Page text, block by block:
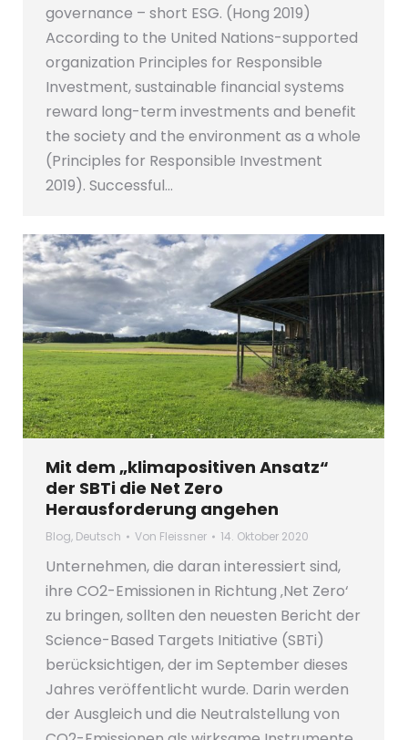
governance – short ESG. (Hong 2019)
According to the United Nations-supported
organization Principles for Responsible
Investment, sustainable financial systems
reward long-term investments and benefit
the society and the environment as a whole
(Principles for Responsible Investment
2019). Successful…
Mit dem „klimapositiven Ansatz“
der SBTi die Net Zero
Herausforderung angehen
Blog, Deutsch Von Fleissner 14. Oktober 2020
Unternehmen, die daran interessiert sind,
ihre CO2-Emissionen in Richtung ‚Net Zero‘
zu bringen, sollten den neuesten Bericht der
Science-Based Targets Initiative (SBTi)
berücksichtigen, der im September dieses
Jahres veröffentlicht wurde. Darin werden
der Ausgleich und die Neutralstellung von